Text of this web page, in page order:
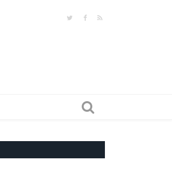
TwitterFacebook
RSS